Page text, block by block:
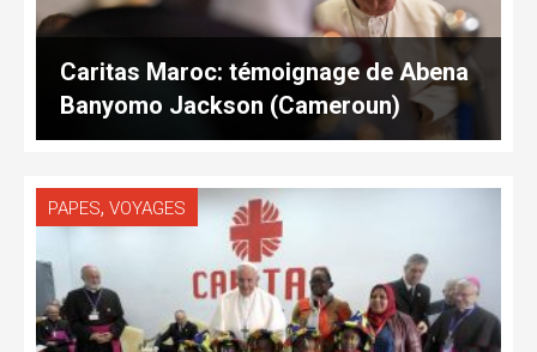
Caritas Maroc: témoignage de Abena
Banyomo Jackson (Cameroun)
PAPES, VOYAGES